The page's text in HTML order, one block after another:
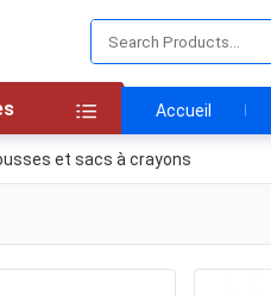
Accueil
et sacs à crayons